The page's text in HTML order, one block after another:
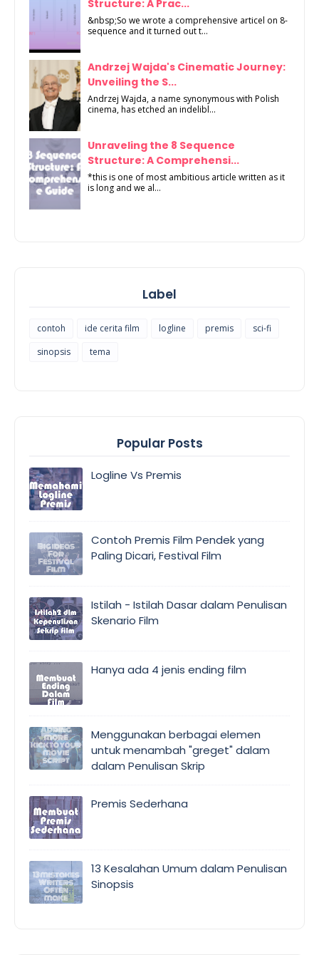
Structure: A Prac...
&nbsp;So we wrote a comprehensive articel on 8-
sequence and it turned out t...
Andrzej Wajda's Cinematic Journey:
Unveiling the S...
Andrzej Wajda, a name synonymous with Polish
cinema, has etched an indelibl...
Unraveling the 8 Sequence
Structure: A Comprehensi...
*this is one of most ambitious article written as it
is long and we al...
Label
contoh ide cerita film logline premis
sci-fi
sinopsis
tema
Popular Posts
Logline Vs Premis
Contoh Premis Film Pendek yang
Paling Dicari, Festival Film
Istilah - Istilah Dasar dalam Penulisan
Skenario Film
Hanya ada 4 jenis ending film
Menggunakan berbagai elemen
untuk menambah "greget" dalam
dalam Penulisan Skrip
Premis Sederhana
13 Kesalahan Umum dalam Penulisan
Sinopsis